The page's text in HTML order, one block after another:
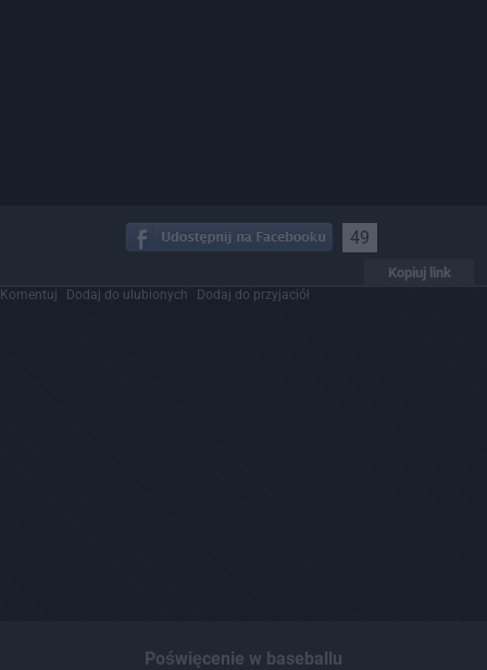
49
Kopiuj link
Komentuj Dodaj do ulubionych Dodaj do przyjaciół
Poświęcenie w baseballu